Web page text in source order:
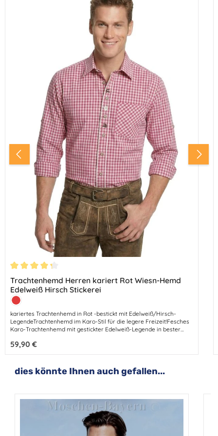
Durchschnittliche Bewertung von 4.33 von 5 Sternen
Trachtenhemd Herren kariert Rot Wiesn-Hemd
Edelweiß Hirsch Stickerei
Farbe:
Rot
kariertes Trachtenhemd in Rot -bestickt mit Edelweiß/Hirsch-
LegendeTrachtenhemd im Karo-Stil für die legere Freizeit!Fesches
Karo-Trachtenhemd mit gestickter Edelweiß-Legende in bester
Trend.Dieses schöne Trachtenhemd ist in komfortabler, luftiger
Stoff-Qualität (angenehmer Twill) gearbeitet –genau das Richtige
die Knopfleiste.Ein perfektes Trachtenhemd für Ihre Freizeit-
Aktivitäten – mit diesem Hemd sind Sie immer chic gekleidet.
Regulärer Preis:
59,90 €
Produktgalerie überspringen
dies könnte Ihnen auch gefallen...